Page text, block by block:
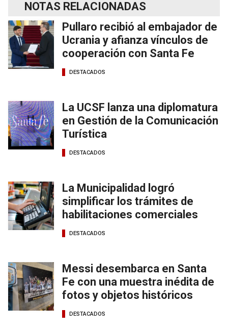
NOTAS RELACIONADAS
Pullaro recibió al embajador de
Ucrania y afianza vínculos de
cooperación con Santa Fe
DESTACADOS
La UCSF lanza una diplomatura
en Gestión de la Comunicación
Turística
DESTACADOS
La Municipalidad logró
simplificar los trámites de
habilitaciones comerciales
DESTACADOS
Messi desembarca en Santa
Fe con una muestra inédita de
fotos y objetos históricos
DESTACADOS